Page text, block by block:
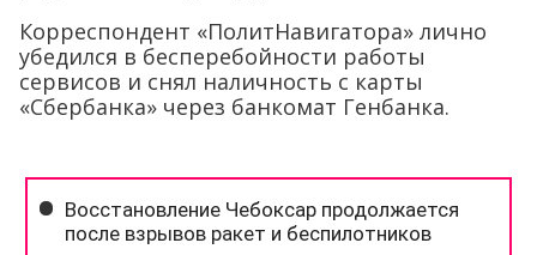
Корреспондент «ПолитНавигатора» лично
убедился в бесперебойности работы
сервисов и снял наличность с карты
«Сбербанка» через банкомат Генбанка.